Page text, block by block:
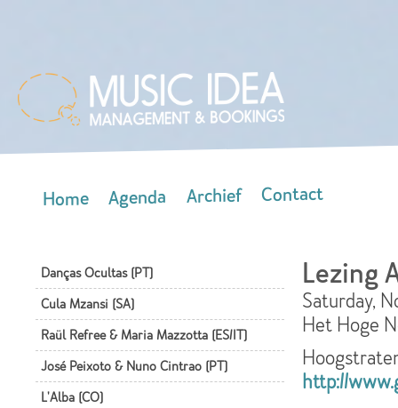
Home Agenda Archief Contact
Danças Ocultas (PT)
Cula Mzansi (SA)
Raül Refree & Maria Mazzotta (ES/IT)
José Peixoto & Nuno Cintrao (PT)
L'Alba (CO)
Lezing
Saturday,
Het Hoge
http://